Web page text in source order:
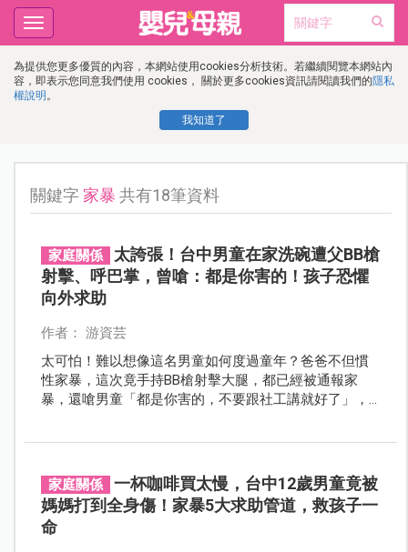
為提供您更多優質的內容，本網站使用cookies分析技術。若繼續閱覽本網站內
容，即表示您同意我們使用 cookies， 關於更多cookies資訊請閱讀我們的隱私
權說明 。
我知道了
Toggle
navigation
關鍵字 家暴 共有18筆資料
家庭關係
太誇張！台中男童在家洗碗遭父BB槍
射擊、呼巴掌，曾嗆：都是你害的！孩子恐懼
向外求助
作者： 游資芸
太可怕！難以想像這名男童如何度過童年？爸爸不但慣
性家暴，這次竟手持BB槍射擊大腿，都已經被通報家
暴，還嗆男童「都是你害的，不要跟社工講就好了」，
家庭關係
一杯咖啡買太慢，台中12歲男童竟被
媽媽打到全身傷！家暴5大求助管道，救孩子一
命